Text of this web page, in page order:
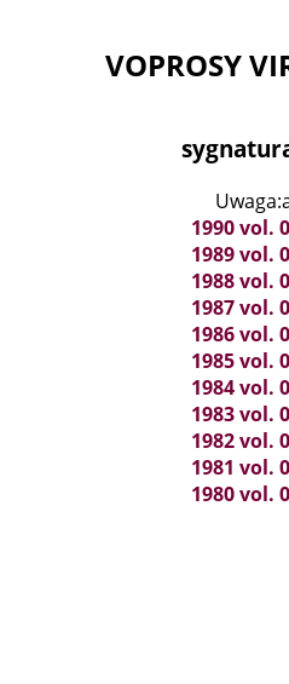
VOPROSY
1990 vol.
1989 vol.
1988 vol.
1987 vol.
1986 vol.
1985 vol.
1984 vol.
1983 vol.
1982 vol.
1981 vol.
1980 vol.